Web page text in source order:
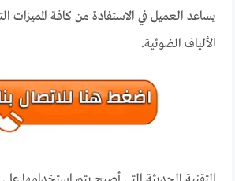
يساعد العميل في الاستفادة من كافة المميزات
الألياف الضوئية.